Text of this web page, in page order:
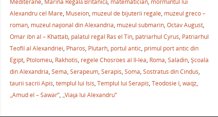
Mediterane, Marina Regală Britanică, matematician, mormântul lui
Alexandru cel Mare, Museion, muzeul de bijuterii regale, muzeul greco –
roman, muzeul naţional din Alexandria, muzeul submarin, Octav August,
Omar ibn al – Khattab, palatul regal Ras el Tin, patriarhul Cyrus, Patriarhul
Teofil al Alexandriei, Pharos, Plutarh, portul antic, primul port antic din
Egipt, Ptolomeu, Rakhotis, regele Chosroes al II-lea, Roma, Saladin, Şcoala
din Alexandria, Sema, Serapeum, Serapis, Soma, Sostratus din Cindus,
taurii sacrii Apis, templul lui Isis, Templul lui Serapis, Teodosie I, waqz,
„Amud el – Sawar”, „Viaţa lui Alexandru”